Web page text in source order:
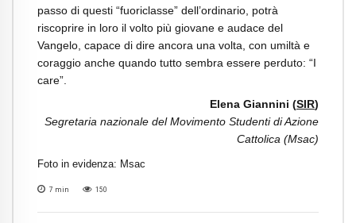
passo di questi “fuoriclasse” dell’ordinario, potrà
riscoprire in loro il volto più giovane e audace del
Vangelo, capace di dire ancora una volta, con umiltà e
coraggio anche quando tutto sembra essere perduto: “I
care”.
Elena Giannini (SIR)
Segretaria nazionale del Movimento Studenti di Azione
Cattolica (Msac)
Foto in evidenza: Msac
7 min 150